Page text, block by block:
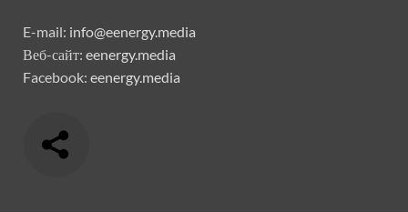
E-mail: info@eenergy.media
Веб-сайт: eenergy.media
Facebook: eenergy.media